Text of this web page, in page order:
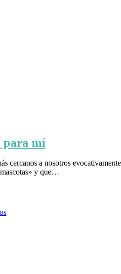
para mí
cercanos a nosotros
mascotas» y que…